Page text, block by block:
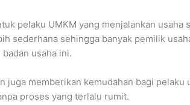
pelaku UMKM yang menjalankan usaha
sederhana sehingga banyak pemilik
usaha ini.
juga memberikan kemudahan bagi pelaku
proses yang terlalu rumit.